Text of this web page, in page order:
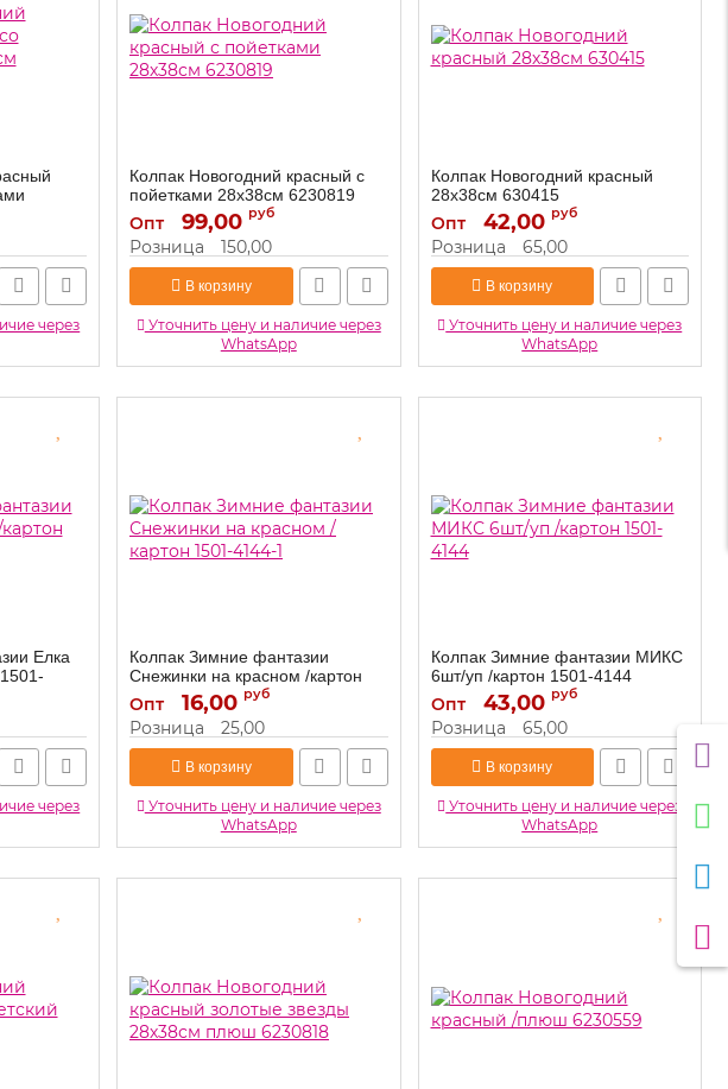
через
Колпак Новогодний красный с
пойетками 28х38см 6230819
Артикул: 6230819
Опт 99,00 руб
Розница 150,00
В корзину
Уточнить цену и наличие через
WhatsApp
Колпак Новогодний красный
28х38см 630415
Артикул: 630415
Опт 42,00 руб
Розница 65,00
В корзину
Уточнить цену и наличие через
WhatsApp
Елка
через
Колпак Зимние фантазии
Снежинки на красном /картон
1501-4144-1
1501-4144-1
Опт 16,00 руб
Розница 25,00
В корзину
Уточнить цену и наличие через
WhatsApp
Колпак Зимние фантазии МИКС
6шт/уп /картон 1501-4144
Артикул: 1501-4144
Опт 43,00 руб
Розница 65,00
В корзину
Уточнить цену и наличие через
WhatsApp